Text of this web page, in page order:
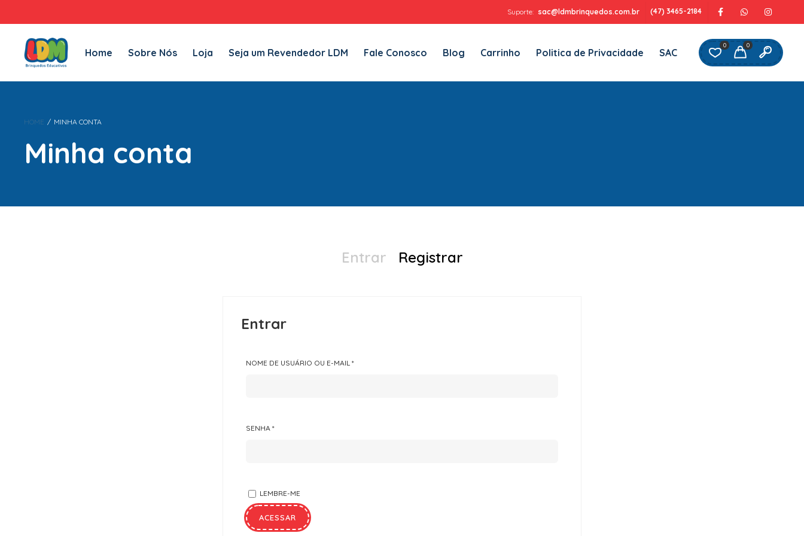
Suporte: sac@ldmbrinquedos.com.br (47) 3465-2184
Home
0
0
Home Sobre Nós Loja Seja um Revendedor LDM Fale Conosco Blog Carrinho Politica de Privacidade SAC
HOME / MINHA CONTA
Minha conta
Entrar
NOME DE USUÁRIO OU E-MAIL *OBRIGATÓRIO
SENHA *OBRIGATÓRIO
LEMBRE-ME
ACESSAR
Entrar Registrar